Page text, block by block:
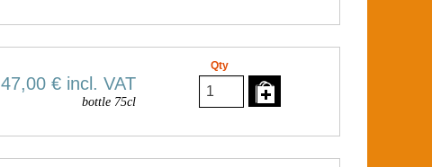
47,00 € incl. VAT
bottle 75cl
Qty